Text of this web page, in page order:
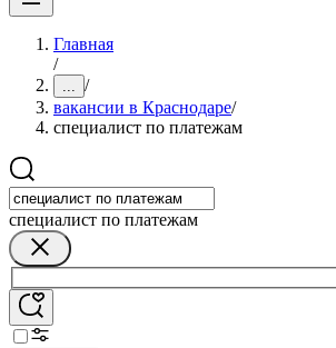
Главная
/
... /
вакансии в Краснодаре/
специалист по платежам
специалист по платежам